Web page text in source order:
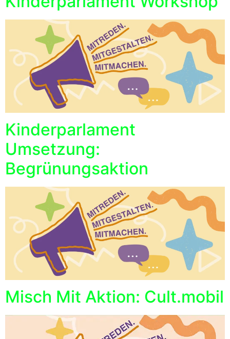
Kinderparlament
Umsetzung:
Begrünungsaktion
Misch Mit Aktion: Cult.mobil